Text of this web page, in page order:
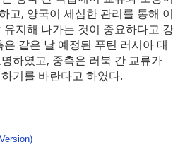
고, 양국이 세심한 관리를 통해 이
지해 나가는 것이 중요하다고 강
같은 날 예정된 푸틴 러시아 대
하였고, 중측은 러북 간 교류가
기를 바란다고 하였다.